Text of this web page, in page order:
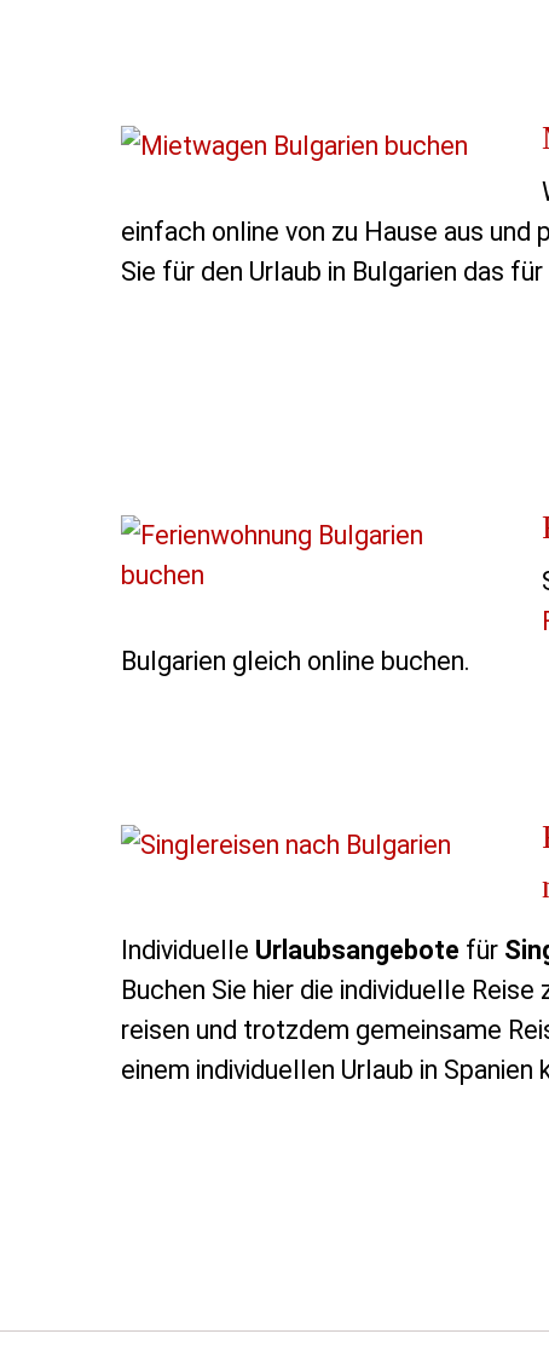
einfach online von zu Hause aus und
Sie für den Urlaub in Bulgarien das
Bulgarien gleich online buchen.
Individuelle Urlaubsangebote für
Buchen Sie hier die individuelle
reisen und trotzdem gemeinsame
einem individuellen Urlaub in Spanien